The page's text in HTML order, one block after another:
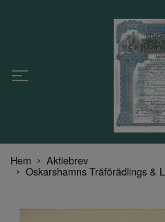
Hem Aktiebrev
Oskarshamns Träförädlings &